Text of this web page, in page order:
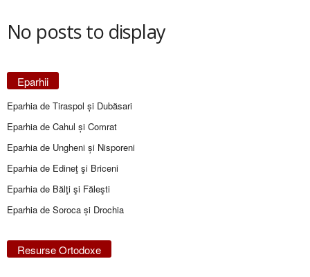
No posts to display
Eparhii
Eparhia de Tiraspol și Dubăsari
Eparhia de Cahul și Comrat
Eparhia de Ungheni și Nisporeni
Eparhia de Edineţ şi Briceni
Eparhia de Bălţi şi Făleşti
Eparhia de Soroca și Drochia
Resurse Ortodoxe